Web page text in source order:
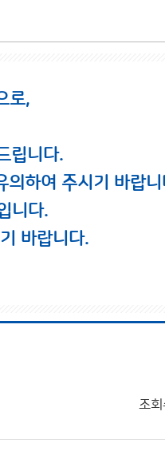
로,
립니다.
의하여 주시기 바랍니
니다.
바랍니다.
조회